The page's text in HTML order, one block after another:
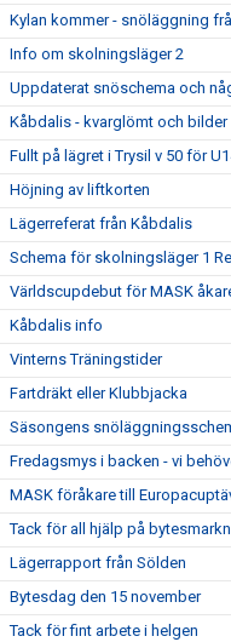
Kylan kommer - snöläggning
Info om skolningsläger 2
Uppdaterat snöschema och
Kåbdalis - kvarglömt och bilder
Fullt på lägret i Trysil v 50 för
Höjning av liftkorten
Lägerreferat från Kåbdalis
Schema för skolningsläger 1
Världscupdebut för MASK
Kåbdalis info
Vinterns Träningstider
Fartdräkt eller Klubbjacka
Säsongens
Fredagsmys i backen - vi
MASK föråkare till
Tack för all hjälp på
Lägerrapport från Sölden
Bytesdag den 15 november
Tack för fint arbete i helgen